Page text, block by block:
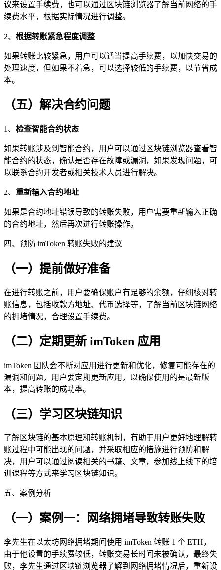
议来设置手续费，也可以通过区块链浏览器了解当前网络的手
续费水平，根据实际情况进行调整。
2、 根据转账紧急程度调整
如果转账比较紧急，用户可以适当提高手续费，以加快交易的
处理速度，但如果不着急，可以选择较低的手续费，以节省成
本。
（五）解决合约问题
1、 检查智能合约状态
如果转账涉及到智能合约，用户可以通过区块链浏览器查看智
能合约的状态，确认是否存在故障或漏洞，如果发现问题，可
以联系合约开发者或相关技术人员进行解决。
2、 重新输入合约地址
如果是合约地址错误导致的转账失败，用户需要重新输入正确
的合约地址，然后再次进行转账操作。
四、预防 imToken 转账失败的建议
（一）提前做好准备
在进行转账之前，用户要确保账户有足够的余额，仔细核对转
账信息，包括收款方地址、代币选择等，了解当前区块链网络
的拥堵情况，合理设置手续费。
（二）定期更新 imToken 应用
imToken 团队会不断对应用进行更新和优化，修复可能存在的
漏洞和问题，用户要定期更新应用，以确保使用的是最新版
本，提高转账的成功率。
（三）学习区块链知识
了解区块链的基本原理和转账机制，有助于用户更好地理解转
账过程中可能出现的问题，并采取相应的措施进行预防和解
决，用户可以通过阅读相关的书籍、文章，参加线上线下的培
训课程等方式来学习区块链知识。
五、案例分析
（一）案例一：网络拥堵导致转账失败
李先生在以太坊网络拥堵期间使用 imToken 转账 1 个 ETH，
由于他设置的手续费较低，转账交易长时间未被确认，最终失
败，李先生通过区块链浏览器了解到网络拥堵情况后，重新设